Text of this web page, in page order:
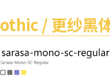
/ 更纱黑